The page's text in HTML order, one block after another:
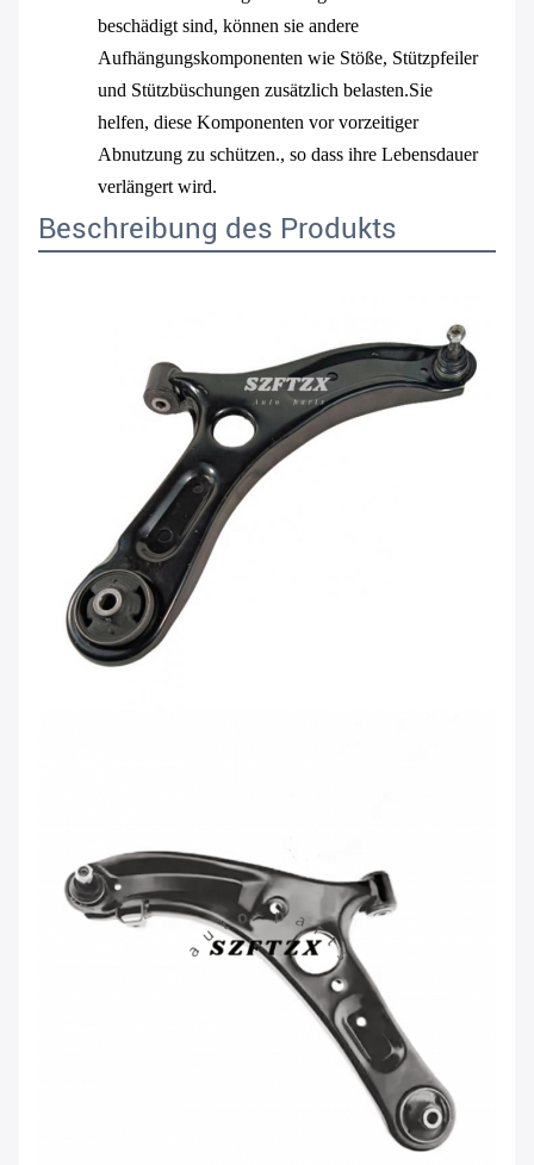
beschädigt sind, können sie andere
Aufhängungskomponenten wie Stöße, Stützpfeiler
und Stützbüschungen zusätzlich belasten.Sie
helfen, diese Komponenten vor vorzeitiger
Abnutzung zu schützen., so dass ihre Lebensdauer
verlängert wird.
Beschreibung des Produkts